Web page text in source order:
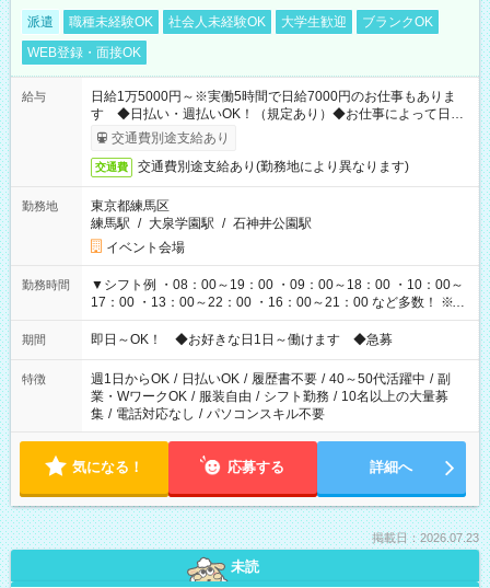
派遣 職種未経験OK 社会人未経験OK 大学生歓迎
ブランクOK
WEB登録・面接OK
給与
日給1万5000円～※実働5時間で日給7000円のお仕事もありま
す ◆日払い・週払いOK！（規定あり）◆お仕事によって日給
も異なります
交通費別途支給あり
交通費 交通費別途支給あり(勤務地により異なります)
勤務地
東京都練馬区
練馬駅 / 大泉学園駅 / 石神井公園駅
イベント会場
勤務時間
▼シフト例 ・08：00～19：00 ・09：00～18：00 ・10：00～
17：00 ・13：00～22：00 ・16：00～21：00 など多数！ ※お
仕事により勤務時間が異なります
期間 即日～OK！ ◆お好きな日1日～働けます ◆急募
特徴 週1日からOK / 日払いOK / 履歴書不要 / 40～50代活躍中 / 副
業・WワークOK / 服装自由 / シフト勤務 / 10名以上の大量募
集 / 電話対応なし / パソコンスキル不要
気になる！ 応募する 詳細へ
掲載日：2026.07.23
未読